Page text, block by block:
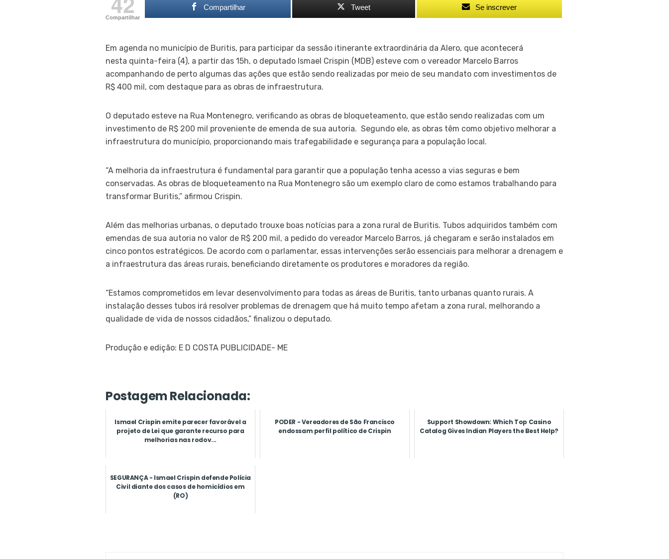
Compartilhar
Compartilhar Tweet Se inscrever
Em agenda no município de Buritis, para participar da sessão itinerante extraordinária da Alero, que acontecerá
nesta quinta-feira (4), a partir das 15h, o deputado Ismael Crispin (MDB) esteve com o vereador Marcelo Barros
acompanhando de perto algumas das ações que estão sendo realizadas por meio de seu mandato com investimentos de
R$ 400 mil, com destaque para as obras de infraestrutura.
O deputado esteve na Rua Montenegro, verificando as obras de bloqueteamento, que estão sendo realizadas com um
investimento de R$ 200 mil proveniente de emenda de sua autoria. Segundo ele, as obras têm como objetivo melhorar a
infraestrutura do município, proporcionando mais trafegabilidade e segurança para a população local.
“A melhoria da infraestrutura é fundamental para garantir que a população tenha acesso a vias seguras e bem
conservadas. As obras de bloqueteamento na Rua Montenegro são um exemplo claro de como estamos trabalhando para
transformar Buritis,” afirmou Crispin.
Além das melhorias urbanas, o deputado trouxe boas notícias para a zona rural de Buritis. Tubos adquiridos também com
emendas de sua autoria no valor de R$ 200 mil, a pedido do vereador Marcelo Barros, já chegaram e serão instalados em
cinco pontos estratégicos. De acordo com o parlamentar, essas intervenções serão essenciais para melhorar a drenagem e
a infraestrutura das áreas rurais, beneficiando diretamente os produtores e moradores da região.
“Estamos comprometidos em levar desenvolvimento para todas as áreas de Buritis, tanto urbanas quanto rurais. A
instalação desses tubos irá resolver problemas de drenagem que há muito tempo afetam a zona rural, melhorando a
qualidade de vida de nossos cidadãos,” finalizou o deputado.
Produção e edição: E D COSTA PUBLICIDADE- ME
Postagem Relacionada:
Ismael Crispin emite parecer favorável a
projeto de Lei que garante recurso para
melhorias nas rodov...
PODER - Vereadores de São Francisco
endossam perfil político de Crispin
Support Showdown: Which Top Casino
Catalog Gives Indian Players the Best Help?
SEGURANÇA - Ismael Crispin defende Polícia
Civil diante dos casos de homicídios em
(RO)